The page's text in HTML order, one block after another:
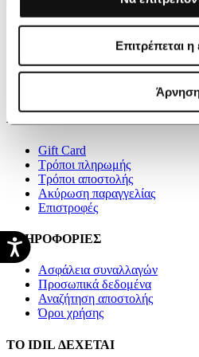
Επιτρέπεται η
Η εταιρεία
Videos
ΑΓΟΡΕΣ
Gift Card
Τρόποι πληρωμής
Τρόποι αποστολής
Ακύρωση παραγγελίας
Επιστροφές
ΠΛΗΡΟΦΟΡΙΕΣ
Ασφάλεια συναλλαγών
Προσωπικά δεδομένα
Αναζήτηση αποστολής
Όροι χρήσης
ΤΟ IDIL ΔΕΧΕΤΑΙ